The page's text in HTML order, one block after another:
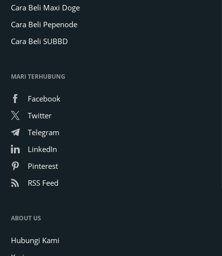
Cara Beli Maxi Doge
Cara Beli Pepenode
Cara Beli SUBBD
MARI TERHUBUNG
Facebook
Twitter
Telegram
LinkedIn
Pinterest
RSS Feed
ABOUT US
Hubungi Kami